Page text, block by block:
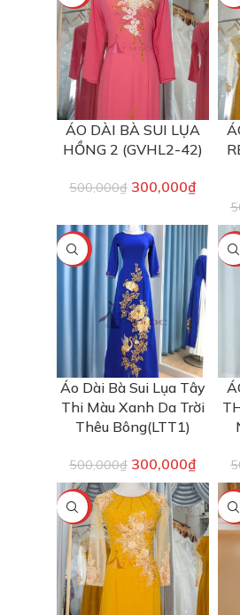
ÁO DÀI BÀ SUI LỤA
HỒNG 2 (GVHL2-42)
500,000₫ 300,000₫
-40%
Áo Dài Bà Sui Lụa Tây
Thi Màu Xanh Da Trời
Thêu Bông(LTT1)
500,000₫ 300,000₫
-
-40% -